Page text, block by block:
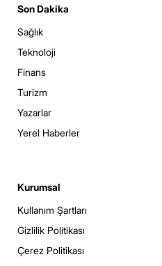
Son Dakika
Sağlık
Teknoloji
Finans
Turizm
Yazarlar
Yerel Haberler
Kurumsal
Kullanım Şartları
Gizlilik Politikası
Çerez Politikası